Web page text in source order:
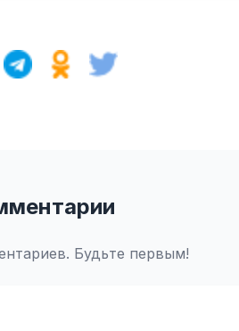
Будьте первым!